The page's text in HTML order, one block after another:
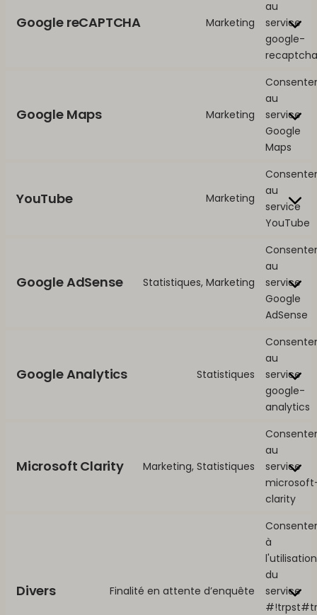
Google reCAPTCHA Marketing
au
service
google-
recaptcha
Google Maps Marketing
au
service
Google
Maps
YouTube Marketing
au
service
YouTube
Google AdSense Statistiques, Marketing
au
service
Google
AdSense
Google Analytics Statistiques
au
service
google-
analytics
Microsoft Clarity Marketing, Statistiques
au
service
clarity
Divers Finalité en attente d’enquête
à
l'utilisation
du
service